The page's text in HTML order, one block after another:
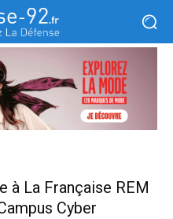
à La Française REM
Cyber